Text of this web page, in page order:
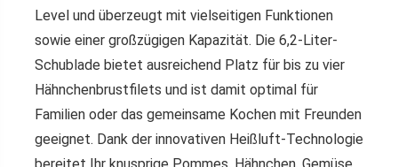
Level und überzeugt mit vielseitigen Funktionen
sowie einer großzügigen Kapazität. Die 6,2-Liter-
Schublade bietet ausreichend Platz für bis zu vier
Hähnchenbrustfilets und ist damit optimal für
Familien oder das gemeinsame Kochen mit Freunden
geeignet. Dank der innovativen Heißluft-Technologie